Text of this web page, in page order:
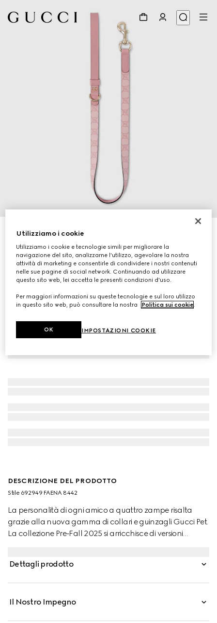
Guinzaglio taglia S/M
€ 370
Variante tessuto rosa cipria
DESCRIZIONE DEL PRODOTTO
Stile ‎692949 FAENA 8442
La personalità di ogni amico a quattro zampe risalta
grazie alla nuova gamma di collari e guinzagli Gucci Pet.
La collezione Pre-Fall 2025 si arricchisce di versioni
ciondolo a forma di zampa. Questo guinzaglio per
GG.
Dettagli prodotto
Il Nostro Impegno
Utilizziamo i cookie
Utilizziamo i cookie e tecnologie simili per migliorare la
navigazione del sito, analizzarne l'utilizzo, agevolare la nostra
attività di marketing e consentirle di condividere i nostri contenuti
nelle sue pagine di social network. Continuando ad utilizzare
questo sito web, lei accetta le presenti condizioni d'uso.
Per maggiori informazioni su queste tecnologie e sul loro utilizzo
in questo sito web, può consultare la nostra
Politica sui cookie.
IMPOSTAZIONI COOKIE
OK